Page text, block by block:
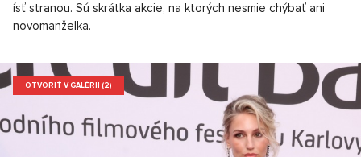
ísť stranou. Sú skrátka akcie, na ktorých nesmie chýbať ani
novomanželka.
OTVORIŤ V GALÉRII (2)